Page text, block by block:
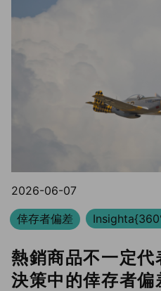
2026-06-07
倖存者偏差
熱銷商品不一定
決策中的倖存者偏